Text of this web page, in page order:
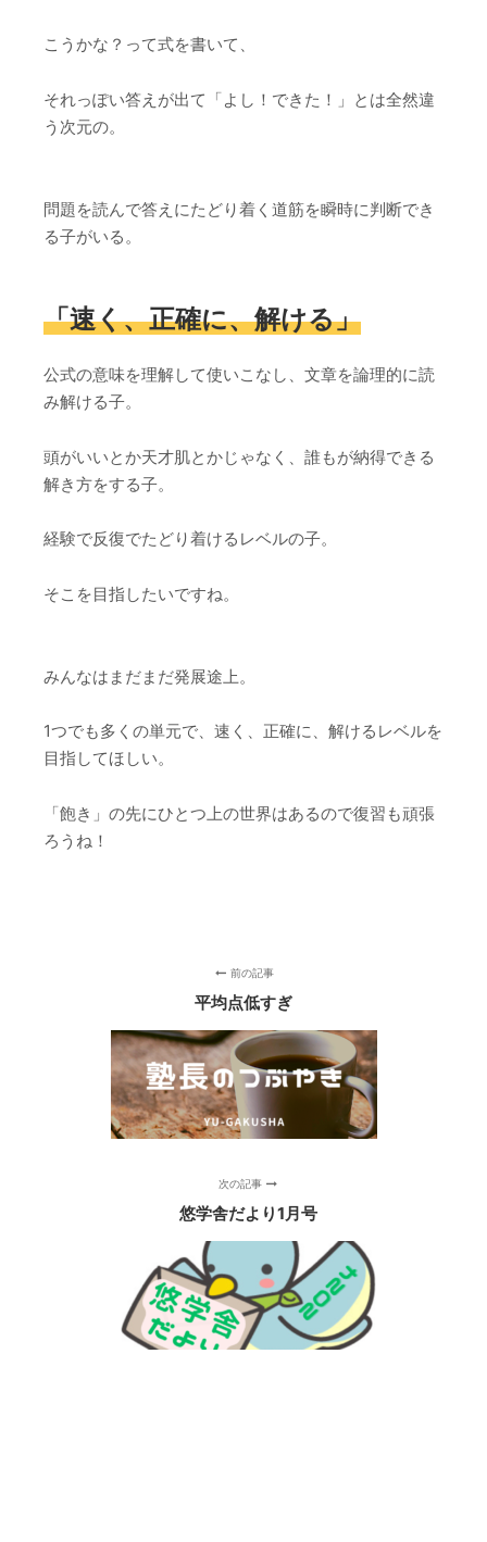
こうかな？って式を書いて、
それっぽい答えが出て「よし！できた！」とは全然違
う次元の。
問題を読んで答えにたどり着く道筋を瞬時に判断でき
る子がいる。
「速く、正確に、解ける」
公式の意味を理解して使いこなし、文章を論理的に読
み解ける子。
頭がいいとか天才肌とかじゃなく、誰もが納得できる
解き方をする子。
経験で反復でたどり着けるレベルの子。
そこを目指したいですね。
みんなはまだまだ発展途上。
1つでも多くの単元で、速く、正確に、解けるレベルを
目指してほしい。
「飽き」の先にひとつ上の世界はあるので復習も頑張
ろうね！
前の記事
平均点低すぎ
次の記事
悠学舎だより1月号